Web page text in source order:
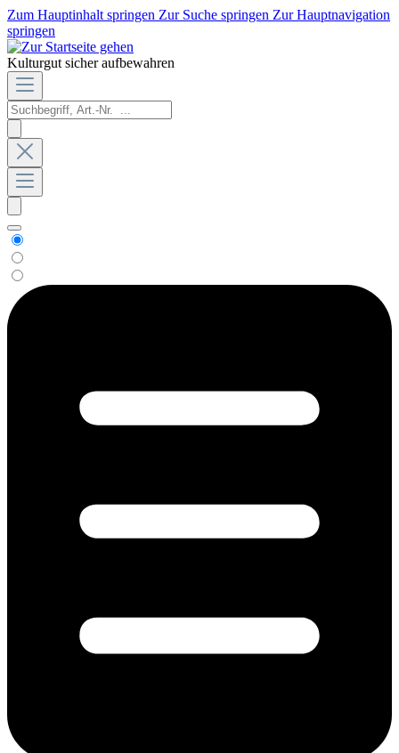
Zum Hauptinhalt springen Zur Suche springen Zur Hauptnavigation
springen
Kulturgut sicher aufbewahren